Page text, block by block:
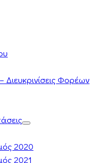
Διευκρινίσεις Φορέων
2020
2021